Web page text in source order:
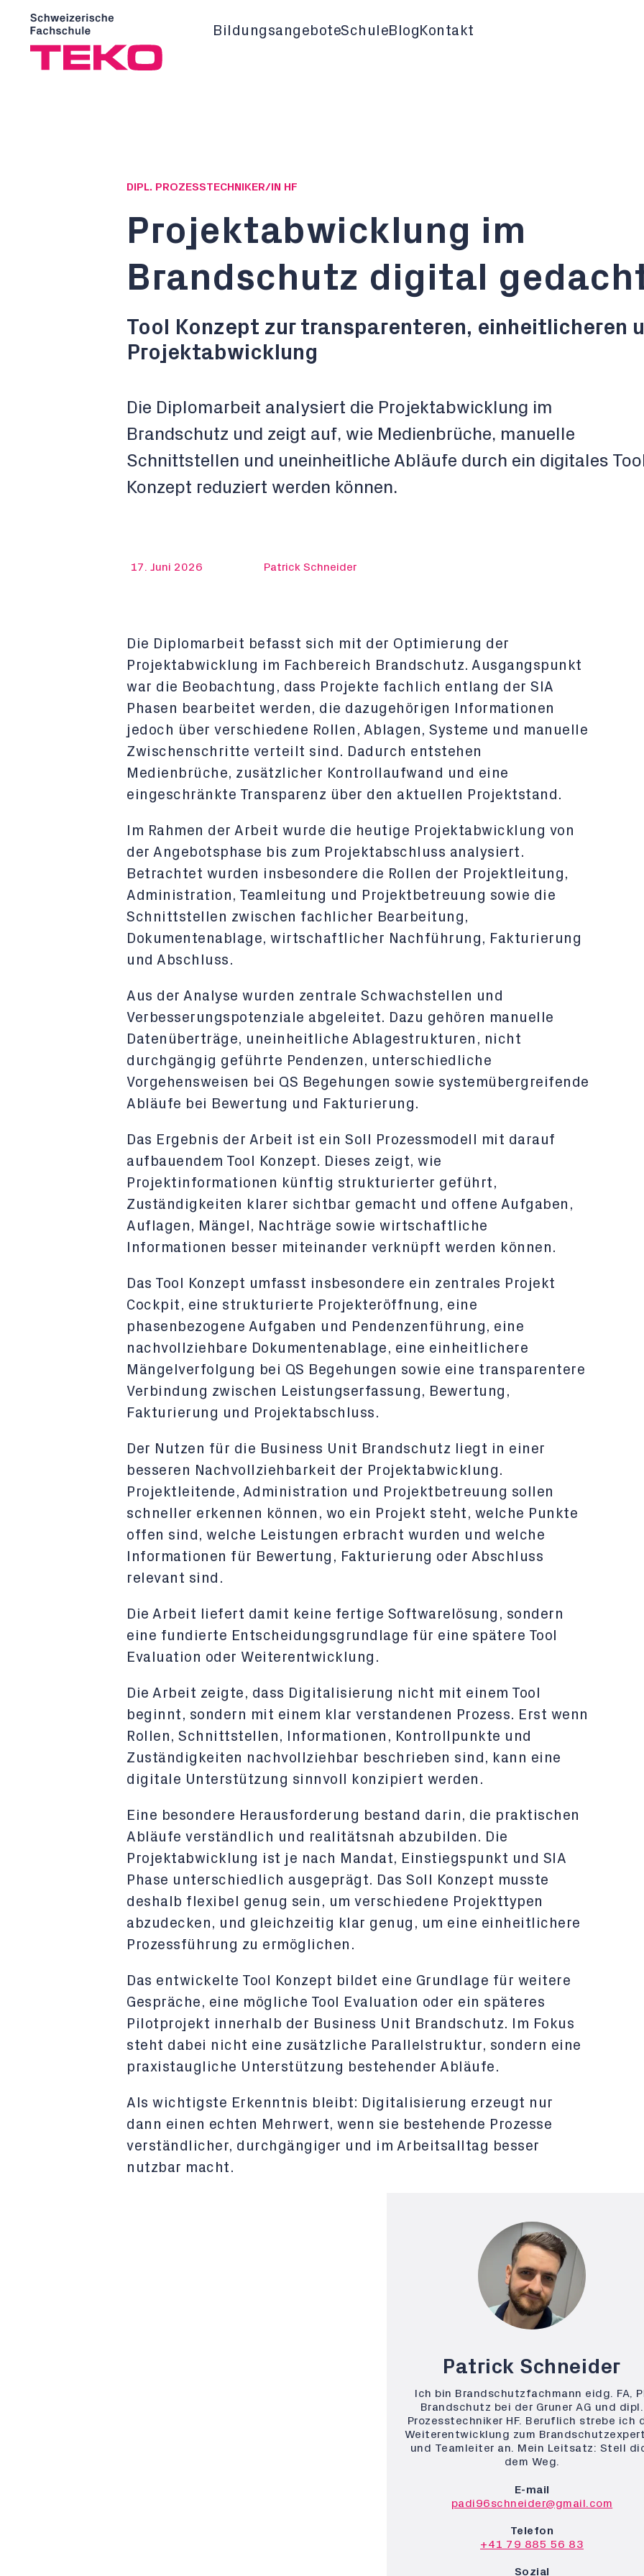
BildungsangeboteSchule Blog Kontakt
DIPL. PROZESSTECHNIKER/IN HF
Projektabwicklung im
Brandschutz digital
Tool Konzept zur transparenteren, einheitlicheren
Projektabwicklung
Die Diplomarbeit analysiert die Projektabwicklung im
Brandschutz und zeigt auf, wie Medienbrüche, manuelle
Schnittstellen und uneinheitliche Abläufe durch ein digitales Tool
Konzept reduziert werden können.
17. Juni 2026 Patrick Schneider
Die Diplomarbeit befasst sich mit der Optimierung der
Projektabwicklung im Fachbereich Brandschutz. Ausgangspunkt
war die Beobachtung, dass Projekte fachlich entlang der SIA
Phasen bearbeitet werden, die dazugehörigen Informationen
jedoch über verschiedene Rollen, Ablagen, Systeme und manuelle
Zwischenschritte verteilt sind. Dadurch entstehen
Medienbrüche, zusätzlicher Kontrollaufwand und eine
eingeschränkte Transparenz über den aktuellen Projektstand.
Im Rahmen der Arbeit wurde die heutige Projektabwicklung von
der Angebotsphase bis zum Projektabschluss analysiert.
Betrachtet wurden insbesondere die Rollen der Projektleitung,
Administration, Teamleitung und Projektbetreuung sowie die
Schnittstellen zwischen fachlicher Bearbeitung,
Dokumentenablage, wirtschaftlicher Nachführung, Fakturierung
und Abschluss.
Aus der Analyse wurden zentrale Schwachstellen und
Verbesserungspotenziale abgeleitet. Dazu gehören manuelle
Datenüberträge, uneinheitliche Ablagestrukturen, nicht
durchgängig geführte Pendenzen, unterschiedliche
Vorgehensweisen bei QS Begehungen sowie systemübergreifende
Abläufe bei Bewertung und Fakturierung.
Das Ergebnis der Arbeit ist ein Soll Prozessmodell mit darauf
aufbauendem Tool Konzept. Dieses zeigt, wie
Projektinformationen künftig strukturierter geführt,
Zuständigkeiten klarer sichtbar gemacht und offene Aufgaben,
Auflagen, Mängel, Nachträge sowie wirtschaftliche
Informationen besser miteinander verknüpft werden können.
Das Tool Konzept umfasst insbesondere ein zentrales Projekt
Cockpit, eine strukturierte Projekteröffnung, eine
phasenbezogene Aufgaben und Pendenzenführung, eine
nachvollziehbare Dokumentenablage, eine einheitlichere
Mängelverfolgung bei QS Begehungen sowie eine transparentere
Verbindung zwischen Leistungserfassung, Bewertung,
Fakturierung und Projektabschluss.
Der Nutzen für die Business Unit Brandschutz liegt in einer
besseren Nachvollziehbarkeit der Projektabwicklung.
Projektleitende, Administration und Projektbetreuung sollen
schneller erkennen können, wo ein Projekt steht, welche Punkte
offen sind, welche Leistungen erbracht wurden und welche
Informationen für Bewertung, Fakturierung oder Abschluss
relevant sind.
Die Arbeit liefert damit keine fertige Softwarelösung, sondern
eine fundierte Entscheidungsgrundlage für eine spätere Tool
Evaluation oder Weiterentwicklung.
Die Arbeit zeigte, dass Digitalisierung nicht mit einem Tool
beginnt, sondern mit einem klar verstandenen Prozess. Erst wenn
Rollen, Schnittstellen, Informationen, Kontrollpunkte und
Zuständigkeiten nachvollziehbar beschrieben sind, kann eine
digitale Unterstützung sinnvoll konzipiert werden.
Eine besondere Herausforderung bestand darin, die praktischen
Abläufe verständlich und realitätsnah abzubilden. Die
Projektabwicklung ist je nach Mandat, Einstiegspunkt und SIA
Phase unterschiedlich ausgeprägt. Das Soll Konzept musste
deshalb flexibel genug sein, um verschiedene Projekttypen
abzudecken, und gleichzeitig klar genug, um eine einheitlichere
Prozessführung zu ermöglichen.
Das entwickelte Tool Konzept bildet eine Grundlage für weitere
Gespräche, eine mögliche Tool Evaluation oder ein späteres
Pilotprojekt innerhalb der Business Unit Brandschutz. Im Fokus
steht dabei nicht eine zusätzliche Parallelstruktur, sondern eine
praxistaugliche Unterstützung bestehender Abläufe.
Als wichtigste Erkenntnis bleibt: Digitalisierung erzeugt nur
dann einen echten Mehrwert, wenn sie bestehende Prozesse
verständlicher, durchgängiger und im Arbeitsalltag besser
nutzbar macht.
Patrick Schneider
Ich bin Brandschutzfachmann eidg. FA,
Brandschutz bei der Gruner AG und dipl.
Prozesstechniker HF. Beruflich strebe ich
Weiterentwicklung zum
und Teamleiter an. Mein Leitsatz: Stell
dem Weg.
E-mail
padi96schneider@gmail.com
Telefon
+41 79 885 56 83
Sozial